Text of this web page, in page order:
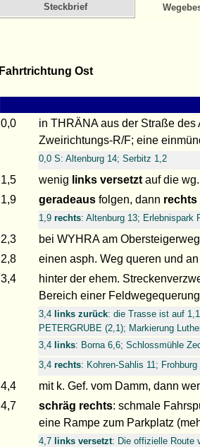
Steckbrief
Fahrtrichtung Ost
0,0
in THRÄNA aus der Straße
Zweirichtungs-R/F; eine
0,0 S: Altenburg 14; Serbitz 1,2
1,5 wenig links versetzt auf die
1,9
geradeaus folgen, dann rechts
1,9 rechts: Altenburg 13; Erlebnispark
2,3
bei WYHRA am
2,8
einen asph. Weg queren und
3,4
hinter der ehem.
Bereich einer
3,4 links zurück: die Trasse ist auf
PETERGRUBE (2,1); Markierung
3,4 links: Borna 6,6; Schlossmühle
3,4 rechts: Kohren-Sahlis 11; Frohburg
4,4
mit k. Gef. vom Damm, dann
4,7
schräg rechts: schmale
eine Rampe zum Parkplatz
4,7 links versetzt: Die offizielle Route